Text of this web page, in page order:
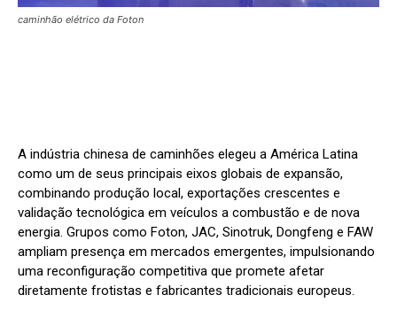
caminhão elétrico da Foton
A indústria chinesa de caminhões elegeu a América Latina
como um de seus principais eixos globais de expansão,
combinando produção local, exportações crescentes e
validação tecnológica em veículos a combustão e de nova
energia. Grupos como Foton, JAC, Sinotruk, Dongfeng e FAW
ampliam presença em mercados emergentes, impulsionando
uma reconfiguração competitiva que promete afetar
diretamente frotistas e fabricantes tradicionais europeus.